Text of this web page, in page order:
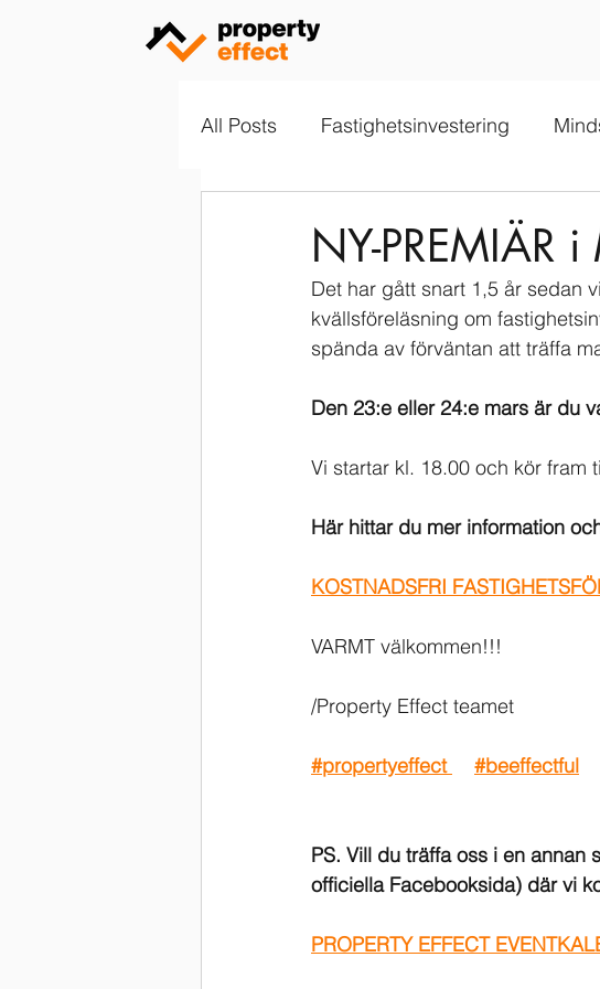
All Posts Fastighetsinvestering
NY-PREMIÄR
Det har gått snart 1,5 år sedan
kvällsföreläsning om
spända av förväntan att träffa
Den 23:e eller 24:e mars är du
Vi startar kl. 18.00 och kör fram
Här hittar du mer information
KOSTNADSFRI
VARMT välkommen!!!
/Property Effect teamet
#propertyeffect #beeffectful
PS. Vill du träffa oss i en
officiella Facebooksida) där vi
PROPERTY EFFECT